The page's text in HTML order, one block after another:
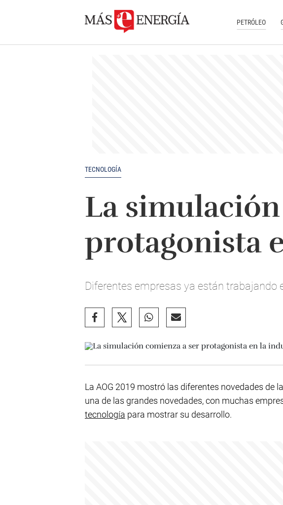
PETRÓLEO
TECNOLOGÍA
La
protagonista
Diferentes empresas ya están
La AOG 2019 mostró las diferentes novedades de
una de las grandes novedades, con muchas
tecnología para mostrar su desarrollo.